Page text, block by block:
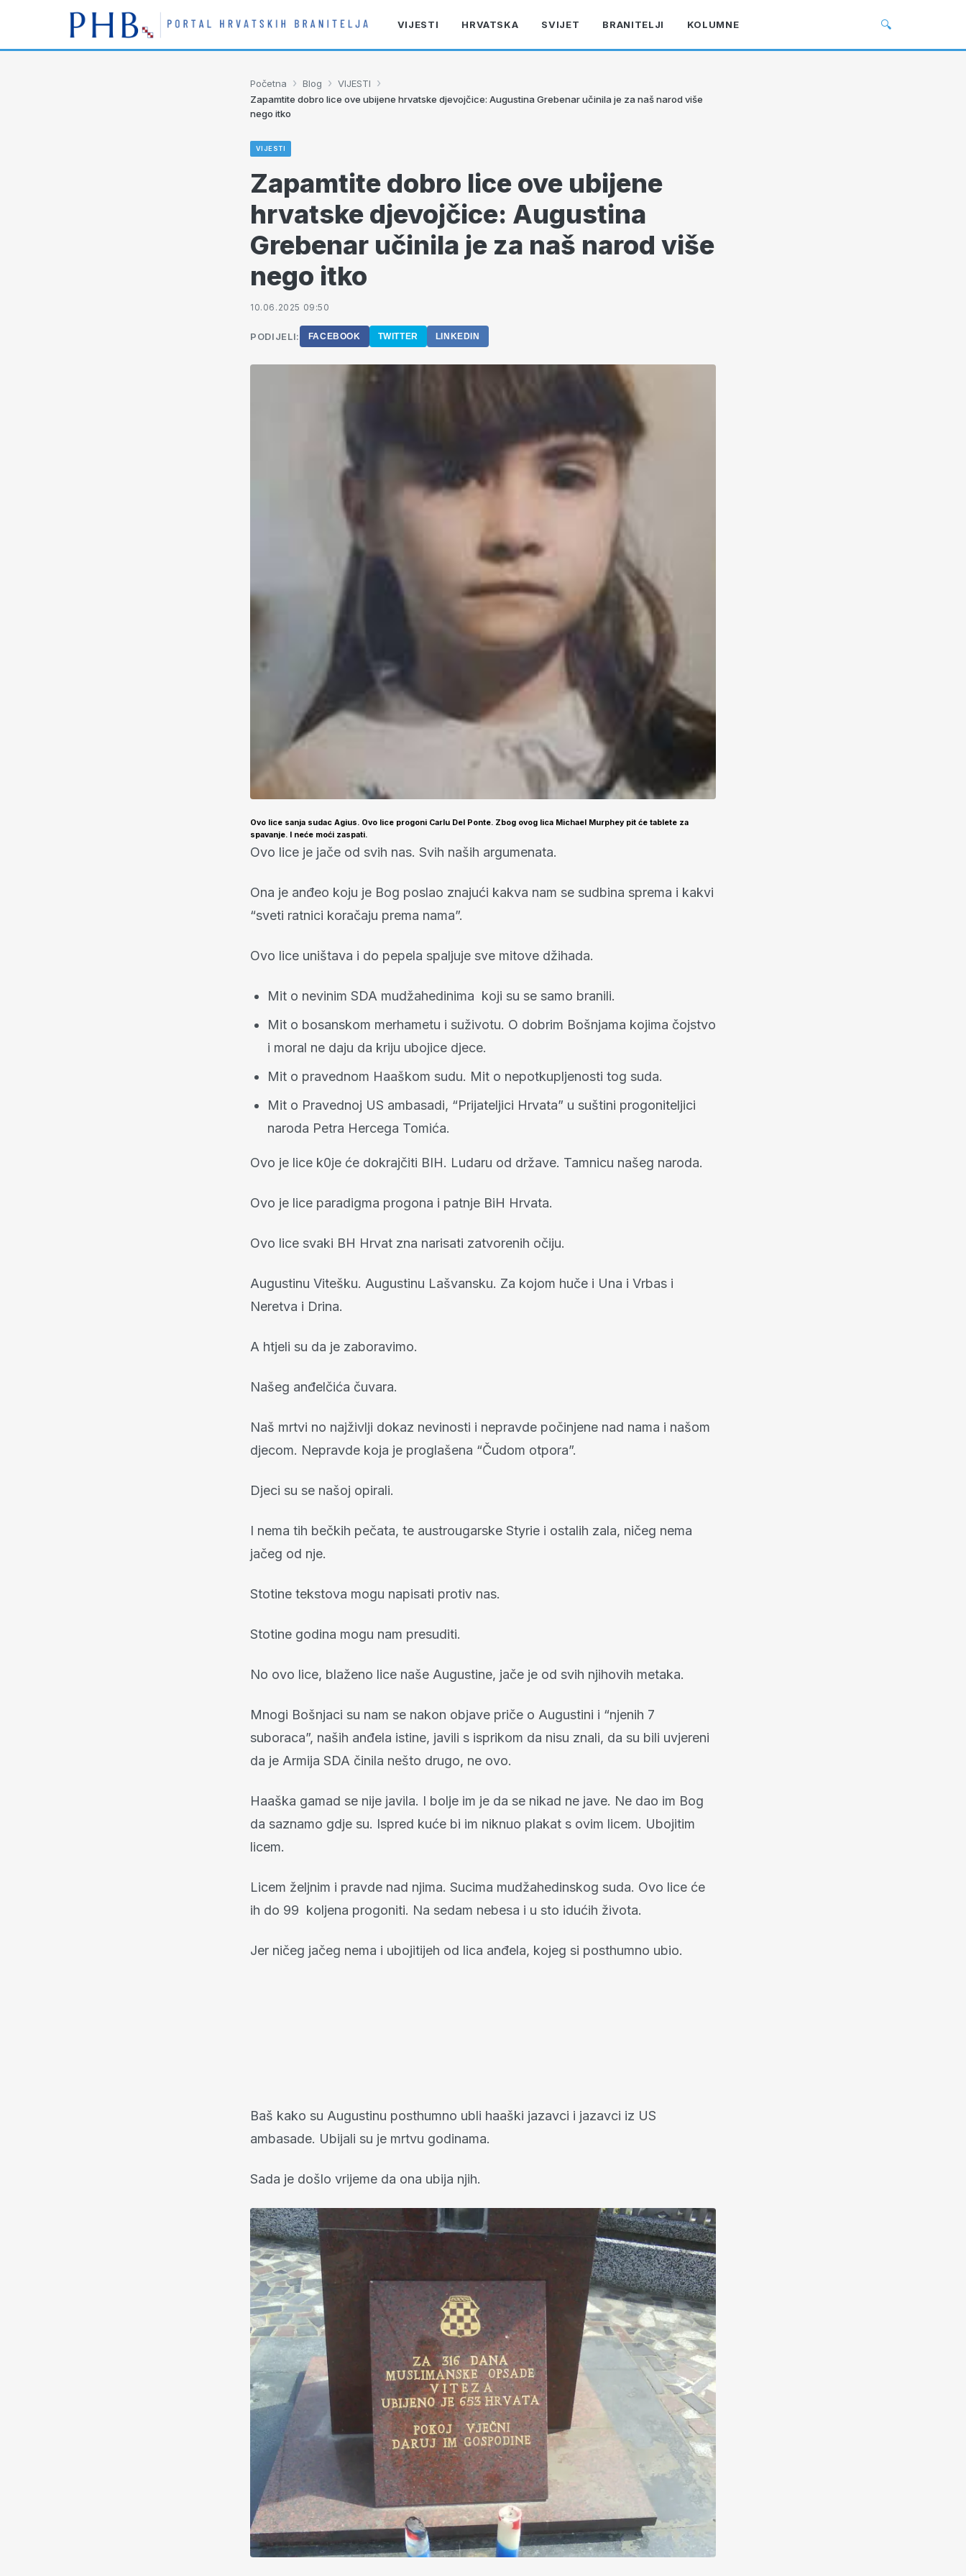
VIJESTI HRVATSKA SVIJET BRANITELJI KOLUMNE 🔍
Početna › Blog › VIJESTI ›
Zapamtite dobro lice ove ubijene hrvatske djevojčice: Augustina Grebenar učinila je za naš narod više
nego itko
VIJESTI
Zapamtite dobro lice ove ubijene
hrvatske djevojčice: Augustina
Grebenar učinila je za naš narod više
nego itko
10.06.2025 09:50
PODIJELI: FACEBOOK TWITTER LINKEDIN
Ovo lice sanja sudac Agius. Ovo lice progoni Carlu Del Ponte. Zbog ovog lica Michael Murphey pit će tablete za
spavanje. I neće moći zaspati.
Ovo lice je jače od svih nas. Svih naših argumenata.
Ona je anđeo koju je Bog poslao znajući kakva nam se sudbina sprema i kakvi
“sveti ratnici koračaju prema nama”.
Ovo lice uništava i do pepela spaljuje sve mitove džihada.
Mit o nevinim SDA mudžahedinima koji su se samo branili.
Mit o bosanskom merhametu i suživotu. O dobrim Bošnjama kojima čojstvo
i moral ne daju da kriju ubojice djece.
Mit o pravednom Haaškom sudu. Mit o nepotkupljenosti tog suda.
Mit o Pravednoj US ambasadi, “Prijateljici Hrvata” u suštini progoniteljici
naroda Petra Hercega Tomića.
Ovo je lice k0je će dokrajčiti BIH. Ludaru od države. Tamnicu našeg naroda.
Ovo je lice paradigma progona i patnje BiH Hrvata.
Ovo lice svaki BH Hrvat zna narisati zatvorenih očiju.
Augustinu Vitešku. Augustinu Lašvansku. Za kojom huče i Una i Vrbas i
Neretva i Drina.
A htjeli su da je zaboravimo.
Našeg anđelčića čuvara.
Naš mrtvi no najživlji dokaz nevinosti i nepravde počinjene nad nama i našom
djecom. Nepravde koja je proglašena “Čudom otpora”.
Djeci su se našoj opirali.
I nema tih bečkih pečata, te austrougarske Styrie i ostalih zala, ničeg nema
jačeg od nje.
Stotine tekstova mogu napisati protiv nas.
Stotine godina mogu nam presuditi.
No ovo lice, blaženo lice naše Augustine, jače je od svih njihovih metaka.
Mnogi Bošnjaci su nam se nakon objave priče o Augustini i “njenih 7
suboraca”, naših anđela istine, javili s isprikom da nisu znali, da su bili uvjereni
da je Armija SDA činila nešto drugo, ne ovo.
Haaška gamad se nije javila. I bolje im je da se nikad ne jave. Ne dao im Bog
da saznamo gdje su. Ispred kuće bi im niknuo plakat s ovim licem. Ubojitim
licem.
Licem željnim i pravde nad njima. Sucima mudžahedinskog suda. Ovo lice će
ih do 99 koljena progoniti. Na sedam nebesa i u sto idućih života.
Jer ničeg jačeg nema i ubojitijeh od lica anđela, kojeg si posthumno ubio.
Baš kako su Augustinu posthumno ubli haaški jazavci i jazavci iz US
ambasade. Ubijali su je mrtvu godinama.
Sada je došlo vrijeme da ona ubija njih.